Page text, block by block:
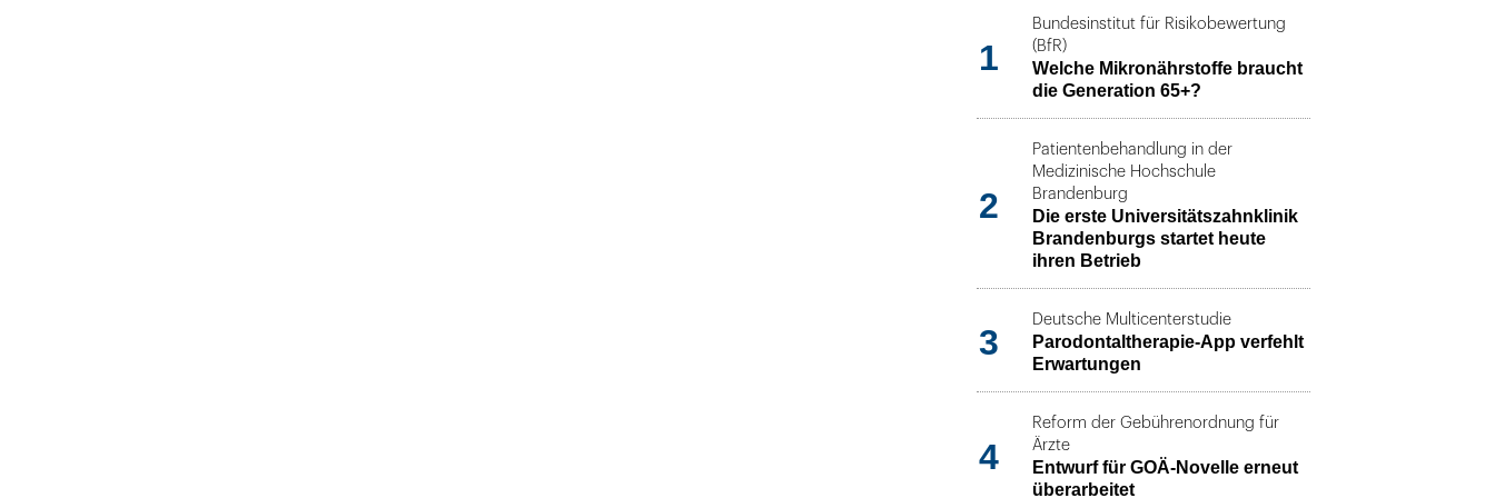
1
Bundesinstitut für Risikobewertung
(BfR)
Welche Mikronährstoffe braucht
die Generation 65+?
2
Patientenbehandlung in der
Medizinische Hochschule
Brandenburg
Die erste Universitätszahnklinik
Brandenburgs startet heute
ihren Betrieb
3
Deutsche Multicenterstudie
Parodontaltherapie-App verfehlt
Erwartungen
4
Reform der Gebührenordnung für
Ärzte
Entwurf für GOÄ-Novelle erneut
überarbeitet